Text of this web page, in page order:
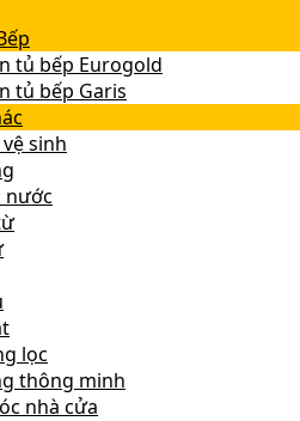
tủ bếp Eurogold
tủ bếp Garis
sinh
nước
lọc
thông minh
nhà cửa